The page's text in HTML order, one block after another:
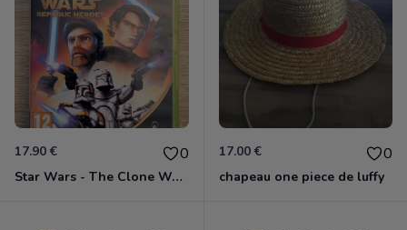
17.90 € 0
Star Wars - The Clone Wars - Les Héros De La République Xbox 360
17.00 € 0
chapeau one piece de luffy